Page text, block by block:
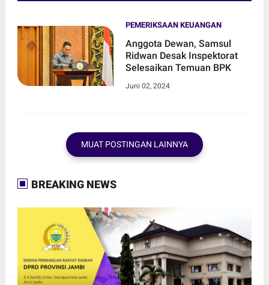
PEMERIKSAAN KEUANGAN
Anggota Dewan, Samsul
Ridwan Desak Inspektorat
Selesaikan Temuan BPK
Juni 02, 2024
MUAT POSTINGAN LAINNYA
BREAKING NEWS